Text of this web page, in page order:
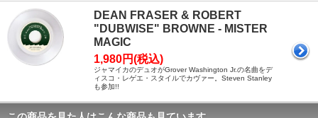
DEAN FRASER & ROBERT
"DUBWISE" BROWNE - MISTER
MAGIC
1,980円(税込)
ジャマイカのデュオがGrover Washington Jr.の名曲をデ
ィスコ・レゲエ・スタイルでカヴァー。Steven Stanley
も参加!!